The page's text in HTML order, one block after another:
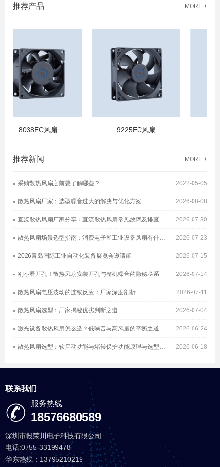
推荐产品 MORE +
8038EC风扇 9225EC风扇
推荐新闻 MORE +
2022-05-05
采购散热风扇之前要了解哪些？
2026-08-08
散热风扇厂家：选型噪音过大的解决与优化方案
2026-07-30
直流散热风扇厂家分享：直流散热风扇常见故障及排查方案
2026-07-23
散热风扇场景选型指南：消费电子和工业设备风扇有什么区别
2026-07-15
2026青岛国际工业自动化装备展览会邀请函
2026-07-14
别小看开孔！散热风扇安装开孔与整机噪音的隐秘联系
2026-07-11
散热风扇电压波动的连锁反应：厂家深度剖析
2026-07-04
散热风扇选型：厂家揭秘优劣判断之道
2026-06-24
激光设备散热风扇怎么选？低噪音与高风量的平衡之道
2026-06-18
散热风扇选型：软启动功能与堵转保护功能原理与选型指南
联系我们
服务热线
18576680589
深圳市毅荣川电子科技有限公司
电话:0755-33199478
华东热线：13795210219